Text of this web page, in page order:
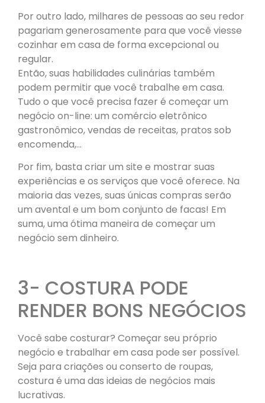
Por outro lado, milhares de pessoas ao seu redor
pagariam generosamente para que você viesse
cozinhar em casa de forma excepcional ou
regular.
Então, suas habilidades culinárias também
podem permitir que você trabalhe em casa.
Tudo o que você precisa fazer é começar um
negócio on-line: um comércio eletrônico
gastronômico, vendas de receitas, pratos sob
encomenda,…
Por fim, basta criar um site e mostrar suas
experiências e os serviços que você oferece. Na
maioria das vezes, suas únicas compras serão
um avental e um bom conjunto de facas! Em
suma, uma ótima maneira de começar um
negócio sem dinheiro.
3- COSTURA PODE
RENDER BONS NEGÓCIOS
Você sabe costurar? Começar seu próprio
negócio e trabalhar em casa pode ser possível.
Seja para criações ou conserto de roupas,
costura é uma das ideias de negócios mais
lucrativas.